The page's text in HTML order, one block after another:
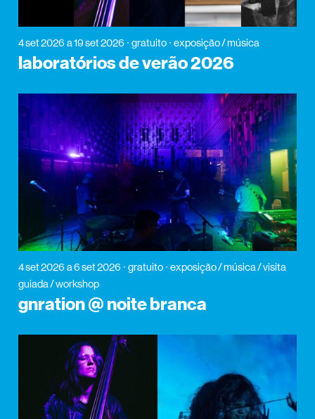
4 set 2026 a 19 set 2026 gratuito exposição / música
laboratórios de verão 2026
4 set 2026 a 6 set 2026 gratuito
exposição / música / visita
guiada / workshop
gnration @ noite branca